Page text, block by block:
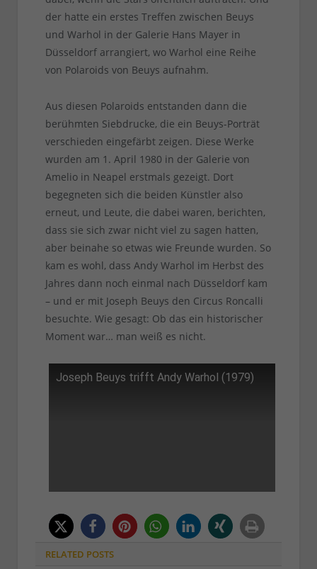
der hatte ein erstes Treffen zwischen Beuys
und Warhol in der Galerie Hans Mayer in
Düsseldorf arrangiert, wo Warhol eine Reihe
von Polaroids von Beuys aufnahm.
Aus diesen Polaroids entstanden dann die
berühmten Siebdrucke, die ein Beuys-Porträt
verschieden eingefärbt zeigen. Diese Werke
wurden am 1. April 1980 in der Galerie von
Amelio in Neapel erstmals gezeigt. Dort
begegneten sich die beiden Künstler also
erneut, und Leute, die dabei waren, berichten,
dass sie sich zwar nicht viel zu sagen hatten,
aber beinahe so etwas wie Freunde wurden. So
kam es wohl, dass Andy Warhol im Herbst des
Jahres dann noch einmal nach Düsseldorf kam
– und er mit Joseph Beuys den Circus Roncalli
besuchte. Wie gesagt: Ob das ein historischer
Moment war… man weiß es nicht.
Joseph Beuys trifft Andy Warhol (1979)
RELATED POSTS